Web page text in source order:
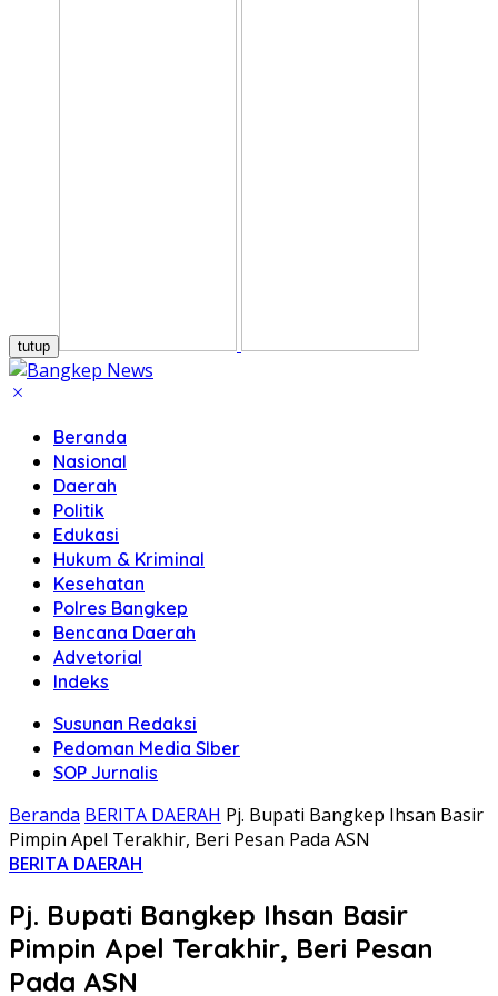
tutup
Beranda
Nasional
Daerah
Politik
Edukasi
Hukum & Kriminal
Kesehatan
Polres Bangkep
Bencana Daerah
Advetorial
Indeks
Susunan Redaksi
Pedoman Media SIber
SOP Jurnalis
Beranda BERITA DAERAH Pj. Bupati Bangkep Ihsan Basir
Pimpin Apel Terakhir, Beri Pesan Pada ASN
BERITA DAERAH
Pj. Bupati Bangkep Ihsan Basir
Pimpin Apel Terakhir, Beri Pesan
Pada ASN